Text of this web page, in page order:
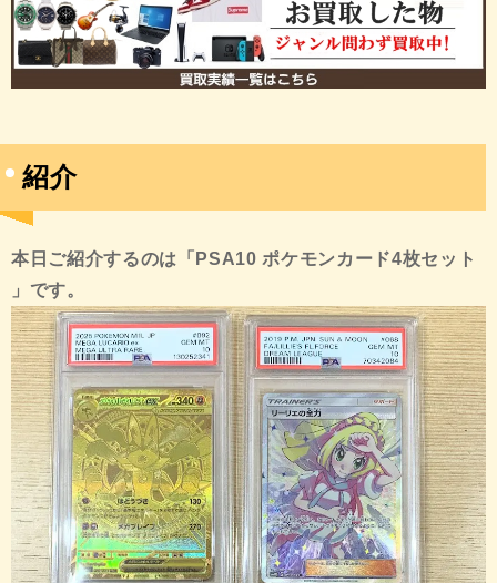
紹介
本日ご紹介するのは「PSA10 ポケモンカード4枚セット
」です。